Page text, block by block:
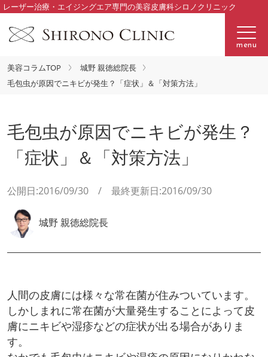
レーザー治療・エイジングエア専門の美容皮膚科シロノクリニック
menu
美容コラムTOP
城野 親徳総院長
毛包虫が原因でニキビが発生？「症状」＆「対策方法」
毛包虫が原因でニキビが発生？
「症状」＆「対策方法」
公開日:2016/09/30 / 最終更新日:2016/09/30
城野 親徳総院長
人間の皮膚には様々な常在菌が住みついています。
しかしまれに常在菌が大量発生することによって皮
膚にニキビや湿疹などの症状が出る場合がありま
す。